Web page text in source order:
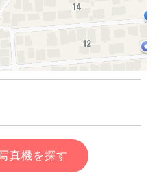
真機を探す